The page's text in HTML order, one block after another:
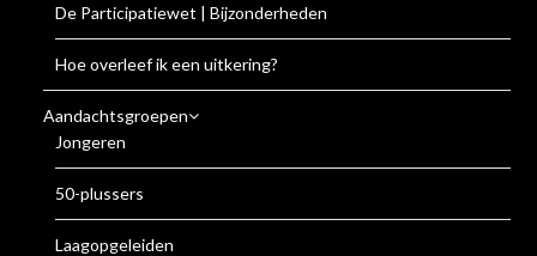
De Participatiewet | Bijzonderheden
Hoe overleef ik een uitkering?
Aandachtsgroepen
Jongeren
50-plussers
Laagopgeleiden